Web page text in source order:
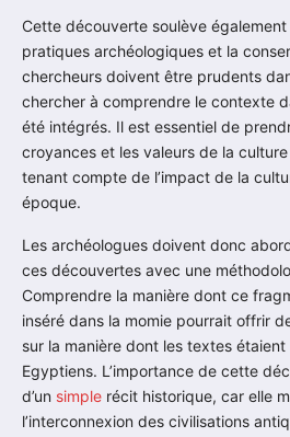
Cette découverte soulève
pratiques archéologiques et la
chercheurs doivent être prudents
chercher à comprendre le contexte
été intégrés. Il est essentiel de
croyances et les valeurs de la
tenant compte de l’impact de la
époque.
Les archéologues doivent donc
ces découvertes avec une
Comprendre la manière dont ce
inséré dans la momie pourrait offrir
sur la manière dont les textes
Egyptiens. L’importance de cette
d’un simple récit historique, car elle
l’interconnexion des civilisations